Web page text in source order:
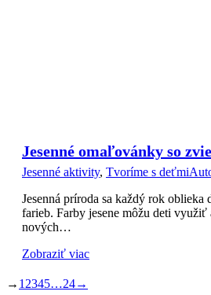
Jesenné omaľovánky so
Jesenné aktivity, Tvoríme s deťmi
Jesenná príroda sa každý rok oblieka
farieb. Farby jesene môžu deti
nových…
Zobraziť viac
→ 1 2345…24→